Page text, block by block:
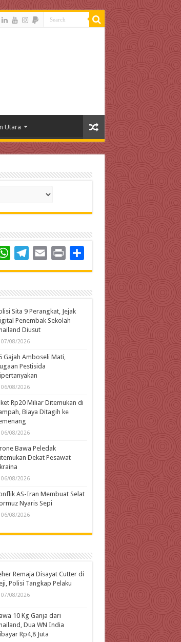
Utara
WhatsAppTelegram
Email Print
Sita 9 Perangkat, Jejak
Penembak Sekolah
Diusut
07/08/2026
Gajah Amboseli Mati,
Pestisida
06/08/2026
Rp20 Miliar Ditemukan di
Biaya Ditagih ke
06/08/2026
Bawa Peledak
Dekat Pesawat
06/08/2026
AS-Iran Membuat Selat
Nyaris Sepi
06/08/2026
Remaja Disayat Cutter di
Polisi Tangkap Pelaku
07/08/2026
10 Kg Ganja dari
Dua WN India
Rp4,8 Juta